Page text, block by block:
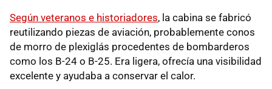
Según veteranos e historiadores, la cabina se fabricó
reutilizando piezas de aviación, probablemente conos
de morro de plexiglás procedentes de bombarderos
como los B-24 o B-25. Era ligera, ofrecía una visibilidad
excelente y ayudaba a conservar el calor.